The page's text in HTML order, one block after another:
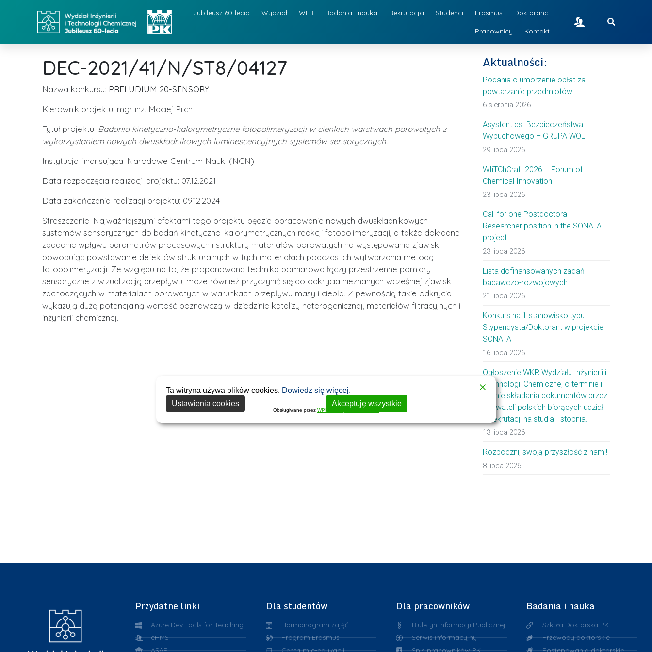
Jubileusz 60-lecia Wydział WLB Badania i nauka Rekrutacja Studenci Erasmus Doktoranci
Pracownicy Kontakt
DEC-2021/41/N/ST8/04127
Nazwa konkursu: PRELUDIUM 20-SENSORY
Kierownik projektu: mgr inż. Maciej Pilch
Tytuł projektu: Badania kinetyczno-kalorymetryczne fotopolimeryzacji w cienkich warstwach porowatych z
wykorzystaniem nowych dwuskładnikowych luminescencyjnych systemów sensorycznych.
Instytucja finansująca: Narodowe Centrum Nauki (NCN)
Data rozpoczęcia realizacji projektu: 07.12.2021
Data zakończenia realizacji projektu: 09.12.2024
Streszczenie: Najważniejszymi efektami tego projektu będzie opracowanie nowych dwuskładnikowych
systemów sensorycznych do badań kinetyczno-kalorymetrycznych reakcji fotopolimeryzacji, a także dokładne
zbadanie wpływu parametrów procesowych i struktury materiałów porowatych na występowanie zjawisk
powodując powstawanie defektów strukturalnych w tych materiałach podczas ich wytwarzania metodą
fotopolimeryzacji. Ze względu na to, że proponowana technika pomiarowa łączy przestrzenne pomiary
sensoryczne z wizualizacją przepływu, może również przyczynić się do odkrycia nieznanych wcześniej zjawisk
zachodzących w materiałach porowatych w warunkach przepływu masy i ciepła. Z pewnością takie odkrycia
wykazują dużą potencjalną wartość poznawczą w dziedzinie katalizy heterogenicznej, materiałów filtracyjnych i
inżynierii chemicznej.
Aktualności:
Podania o umorzenie opłat za
powtarzanie przedmiotów.
6 sierpnia 2026
Asystent ds. Bezpieczeństwa
Wybuchowego – GRUPA WOLFF
29 lipca 2026
WIiTChCraft 2026 – Forum of
Chemical Innovation
23 lipca 2026
Call for one Postdoctoral
Researcher position in the SONATA
project
23 lipca 2026
Lista dofinansowanych zadań
badawczo-rozwojowych
21 lipca 2026
Konkurs na 1 stanowisko typu
Stypendysta/Doktorant w projekcie
SONATA
16 lipca 2026
Ogłoszenie WKR Wydziału Inżynierii i
Technologii Chemicznej o terminie i
formie składania dokumentów przez
obywateli polskich biorących udział
w rekrutacji na studia I stopnia.
13 lipca 2026
Rozpocznij swoją przyszłość z nami!
8 lipca 2026
Przydatne linki
Azure Dev Tools for Teaching
eHMS
ASAP
Dla studentów
Harmonogram zajęć
Program Erasmus
Centrum e-edukacji
Dla pracowników
Biuletyn Informacji Publicznej
Serwis informacyjny
Spis pracowników PK
Badania i nauka
Szkoła Doktorska PK
Przewody doktorskie
Postępowania doktorskie
Ta witryna używa plików cookies. Dowiedz się więcej.
Ustawienia cookies
Akceptuję wszystkie
Obsługiwane przez WPLP Compliance Platform